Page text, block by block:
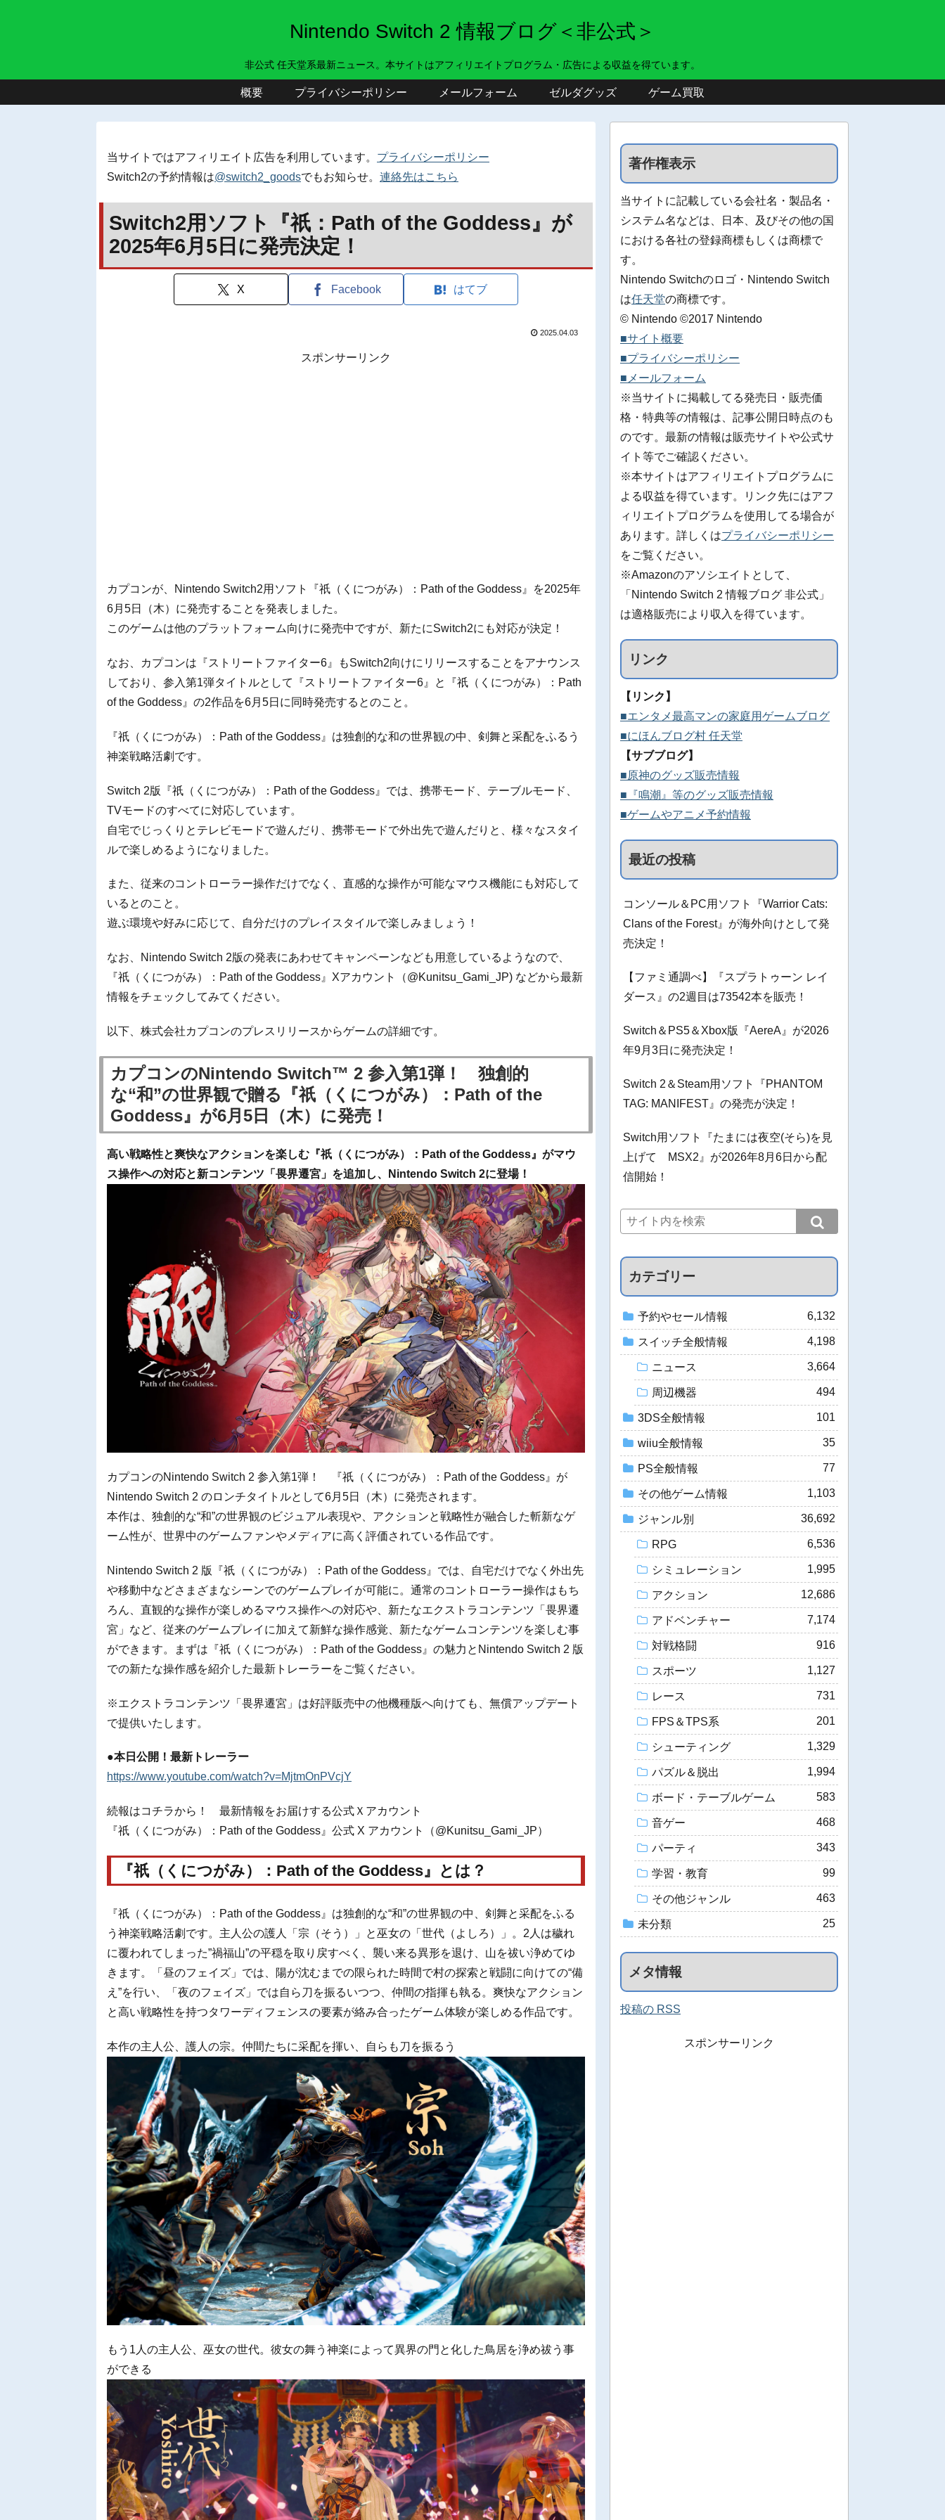
Nintendo Switch 2 情報ブログ＜非公式＞
非公式 任天堂系最新ニュース。本サイトはアフィリエイトプログラム・広告による収益を得ています。
概要 プライバシーポリシー メールフォーム ゼルダグッズ ゲーム買取
当サイトではアフィリエイト広告を利用しています。 プライバシーポリシー
Switch2の予約情報は@switch2_goodsでもお知らせ。 連絡先はこちら
Switch2用ソフト『祇：Path of the Goddess』が
2025年6月5日に発売決定！
X Facebook はてブ
2025.04.03
スポンサーリンク
カプコンが、Nintendo Switch2用ソフト『祇（くにつがみ）：Path of the Goddess』を2025年
6月5日（木）に発売することを発表しました。
このゲームは他のプラットフォーム向けに発売中ですが、新たにSwitch2にも対応が決定！
なお、カプコンは『ストリートファイター6』もSwitch2向けにリリースすることをアナウンス
しており、参入第1弾タイトルとして『ストリートファイター6』と『祇（くにつがみ）：Path
of the Goddess』の2作品を6月5日に同時発売するとのこと。
『祇（くにつがみ）：Path of the Goddess』は独創的な和の世界観の中、剣舞と采配をふるう
神楽戦略活劇です。
Switch 2版『祇（くにつがみ）：Path of the Goddess』では、携帯モード、テーブルモード、
TVモードのすべてに対応しています。
自宅でじっくりとテレビモードで遊んだり、携帯モードで外出先で遊んだりと、様々なスタイ
ルで楽しめるようになりました。
また、従来のコントローラー操作だけでなく、直感的な操作が可能なマウス機能にも対応して
いるとのこと。
遊ぶ環境や好みに応じて、自分だけのプレイスタイルで楽しみましょう！
なお、Nintendo Switch 2版の発表にあわせてキャンペーンなども用意しているようなので、
『祇（くにつがみ）：Path of the Goddess』Xアカウント（@Kunitsu_Gami_JP) などから最新
情報をチェックしてみてください。
以下、株式会社カプコンのプレスリリースからゲームの詳細です。
カプコンのNintendo Switch™ 2 参入第1弾！ 独創的
な“和”の世界観で贈る『祇（くにつがみ）：Path of the
Goddess』が6月5日（木）に発売！
高い戦略性と爽快なアクションを楽しむ『祇（くにつがみ）：Path of the Goddess』がマウ
ス操作への対応と新コンテンツ「畏界遷宮」を追加し、Nintendo Switch 2に登場！
カプコンのNintendo Switch 2 参入第1弾！ 『祇（くにつがみ）：Path of the Goddess』が
Nintendo Switch 2 のロンチタイトルとして6月5日（木）に発売されます。
本作は、独創的な“和”の世界観のビジュアル表現や、アクションと戦略性が融合した斬新なゲ
ーム性が、世界中のゲームファンやメディアに高く評価されている作品です。
Nintendo Switch 2 版『祇（くにつがみ）：Path of the Goddess』では、自宅だけでなく外出先
や移動中などさまざまなシーンでのゲームプレイが可能に。通常のコントローラー操作はもち
ろん、直観的な操作が楽しめるマウス操作への対応や、新たなエクストラコンテンツ「畏界遷
宮」など、従来のゲームプレイに加えて新鮮な操作感覚、新たなゲームコンテンツを楽しむ事
ができます。まずは『祇（くにつがみ）：Path of the Goddess』の魅力とNintendo Switch 2 版
での新たな操作感を紹介した最新トレーラーをご覧ください。
※エクストラコンテンツ「畏界遷宮」は好評販売中の他機種版へ向けても、無償アップデート
で提供いたします。
●本日公開！最新トレーラー
https://www.youtube.com/watch?v=MjtmOnPVcjY
続報はコチラから！ 最新情報をお届けする公式Ｘアカウント
『祇（くにつがみ）：Path of the Goddess』公式 X アカウント（@Kunitsu_Gami_JP）
『祇（くにつがみ）：Path of the Goddess』とは？
『祇（くにつがみ）：Path of the Goddess』は独創的な“和”の世界観の中、剣舞と采配をふる
う神楽戦略活劇です。主人公の護人「宗（そう）」と巫女の「世代（よしろ）」。2人は穢れ
に覆われてしまった”禍福山”の平穏を取り戻すべく、襲い来る異形を退け、山を祓い浄めてゆ
きます。「昼のフェイズ」では、陽が沈むまでの限られた時間で村の探索と戦闘に向けての“備
え”を行い、「夜のフェイズ」では自ら刀を振るいつつ、仲間の指揮も執る。爽快なアクション
と高い戦略性を持つタワーディフェンスの要素が絡み合ったゲーム体験が楽しめる作品です。
本作の主人公、護人の宗。仲間たちに采配を揮い、自らも刀を振るう
もう1人の主人公、巫女の世代。彼女の舞う神楽によって異界の門と化した鳥居を浄め祓う事
ができる
著作権表示
当サイトに記載している会社名・製品名・
システム名などは、日本、及びその他の国
における各社の登録商標もしくは商標で
す。
Nintendo Switchのロゴ・Nintendo Switch
は任天堂の商標です。
© Nintendo ©2017 Nintendo
■サイト概要
■プライバシーポリシー
■メールフォーム
※当サイトに掲載してる発売日・販売価
格・特典等の情報は、記事公開日時点のも
のです。最新の情報は販売サイトや公式サ
イト等でご確認ください。
※本サイトはアフィリエイトプログラムに
よる収益を得ています。リンク先にはアフ
ィリエイトプログラムを使用してる場合が
あります。詳しくはプライバシーポリシー
をご覧ください。
※Amazonのアソシエイトとして、
「Nintendo Switch 2 情報ブログ 非公式」
は適格販売により収入を得ています。
リンク
【リンク】
■エンタメ最高マンの家庭用ゲームブログ
■にほんブログ村 任天堂
【サブブログ】
■原神のグッズ販売情報
■『鳴潮』等のグッズ販売情報
■ゲームやアニメ予約情報
最近の投稿
コンソール＆PC用ソフト『Warrior Cats:
Clans of the Forest』が海外向けとして発
売決定！
【ファミ通調べ】『スプラトゥーン レイ
ダース』の2週目は73542本を販売！
Switch＆PS5＆Xbox版『AereA』が2026
年9月3日に発売決定！
Switch 2＆Steam用ソフト『PHANTOM
TAG: MANIFEST』の発売が決定！
Switch用ソフト『たまには夜空(そら)を見
上げて MSX2』が2026年8月6日から配
信開始！
カテゴリー
予約やセール情報 6,132
スイッチ全般情報 4,198
ニュース 3,664
周辺機器 494
3DS全般情報 101
wiiu全般情報 35
PS全般情報 77
その他ゲーム情報 1,103
ジャンル別 36,692
RPG 6,536
シミュレーション 1,995
アクション 12,686
アドベンチャー 7,174
対戦格闘 916
スポーツ 1,127
レース 731
FPS＆TPS系 201
シューティング 1,329
パズル＆脱出 1,994
ボード・テーブルゲーム 583
音ゲー 468
パーティ 343
学習・教育 99
その他ジャンル 463
未分類 25
メタ情報
投稿の RSS
スポンサーリンク